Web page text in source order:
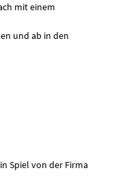
mit einem
und ab in den
Spiel von der Firma